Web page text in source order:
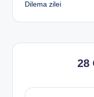
navigation
Dilema zilei
28